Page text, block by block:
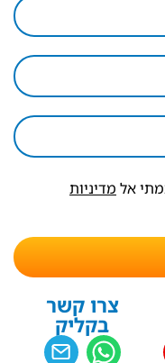
אל מדיניות
צרו קשר
בקליק